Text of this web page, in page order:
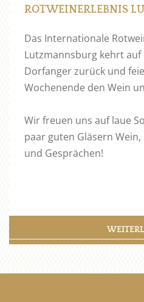
ROTWEINERLEBNIS
Das Internationale
Lutzmannsburg kehrt
Dorfanger zurück und
Wochenende den Wein
Wir freuen uns auf laue
paar guten Gläsern
und Gesprächen!